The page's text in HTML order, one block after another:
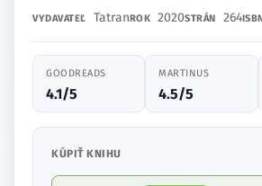
VYDAVATEĽ TatranROK 2020STRÁN 264
GOODREADS
4.1/5
MARTINUS
4.5/5
KÚPIŤ KNIHU